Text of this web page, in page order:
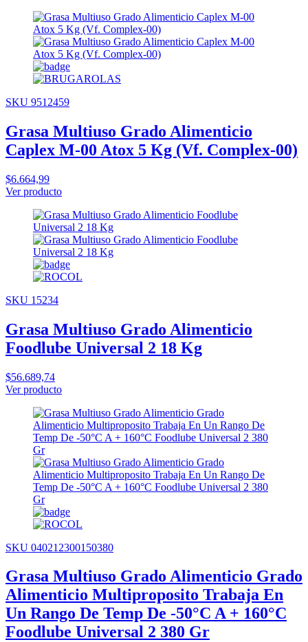
SKU 9512459
Grasa Multiuso Grado Alimenticio
Caplex M-00 Atox 5 Kg (Vf. Complex-00)
$6.664,99
Ver producto
SKU 15234
Grasa Multiuso Grado Alimenticio
Foodlube Universal 2 18 Kg
$56.689,74
Ver producto
SKU 040212300150380
Grasa Multiuso Grado Alimenticio Grado
Alimenticio Multiproposito Trabaja En
Un Rango De Temp De -50°C A + 160°C
Foodlube Universal 2 380 Gr